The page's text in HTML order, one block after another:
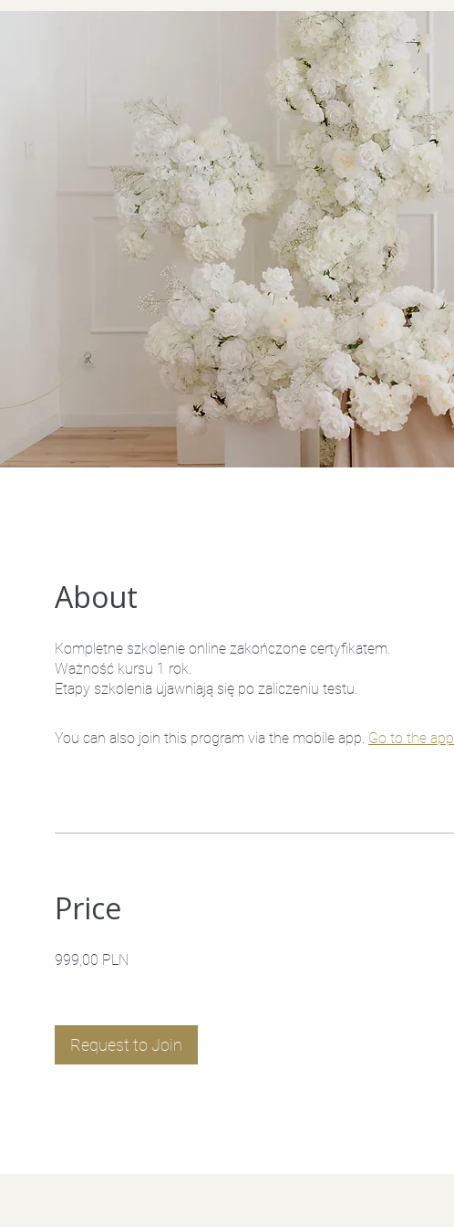
About
Kompletne szkolenie online zakończone certyfikatem.
Ważność kursu 1 rok.
Etapy szkolenia ujawniają się po zaliczeniu testu.
You can also join this program via the mobile app. Go to the app
Price
999,00 PLN
Request to Join